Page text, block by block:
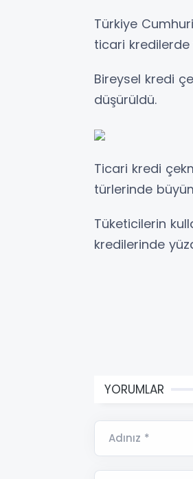
Türkiye
ticari kredilerde
Bireysel kredi
düşürüldü.
Ticari kredi
türlerinde
Tüketicilerin
kredilerinde
YORUMLAR
Adınız *